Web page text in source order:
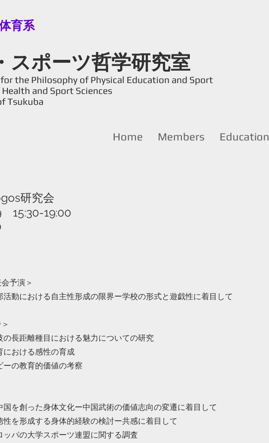
育系
スポーツ哲学研究室
the Philosophy of Physical Education and Sport
and Sport Sciences
Tsukuba
Home Members Education
研究会
15:30-19:00
予演＞
動における自主性形成の限界ー学校の形式と遊戯性に着目して
長距離種目における魅力についての研究
おける感性の育成
の教育的価値の考察
を創った身体文化ー中国武術の価値志向の変遷に着目して
を形成する身体的経験の検討ー共感に着目して
パの大学スポーツ連盟に関する調査